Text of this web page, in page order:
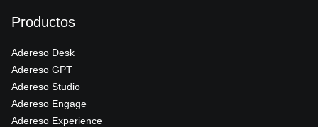
Productos
Adereso Desk
Adereso GPT
Adereso Studio
Adereso Engage
Adereso Experience